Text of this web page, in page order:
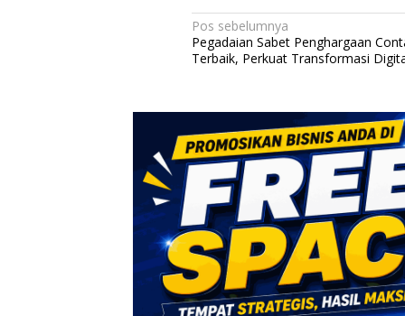
N
a
i
g
a
p
o
s
Pos sebelumnya
Pegadaian Sabet Penghargaan
Terbaik, Perkuat Transformasi